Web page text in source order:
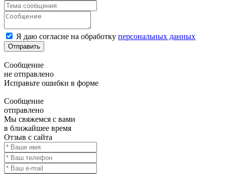
Я даю согласие на обработку персональных данных
Отправить
Сообщение
не отправлено
Исправьте ошибки в форме
Сообщение
отправлено
Мы свяжемся с вами
в ближайшее время
Отзыв с сайта